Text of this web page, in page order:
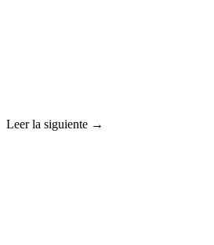
Leer la siguiente →